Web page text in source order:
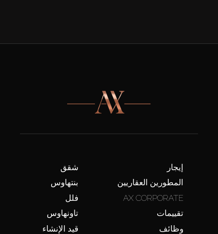
شقق
بنتهاوس
فلل
تاونهاوس
قيد الإنشاء
إيجار
المطورين العقاريين
AX CORPORATE
تقييمات
وظائف